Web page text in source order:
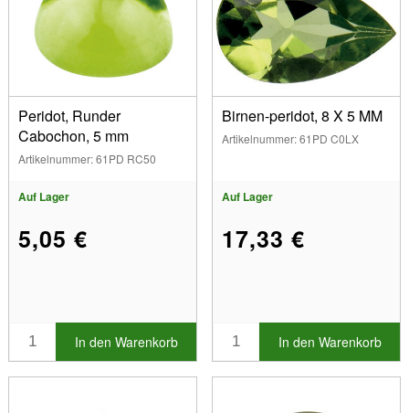
Peridot, Runder
Cabochon, 5 mm
Artikelnummer: 61PD RC50
Auf Lager
5,05 €
In den Warenkorb
Birnen-peridot, 8 X 5 MM
Artikelnummer: 61PD C0LX
Auf Lager
17,33 €
In den Warenkorb